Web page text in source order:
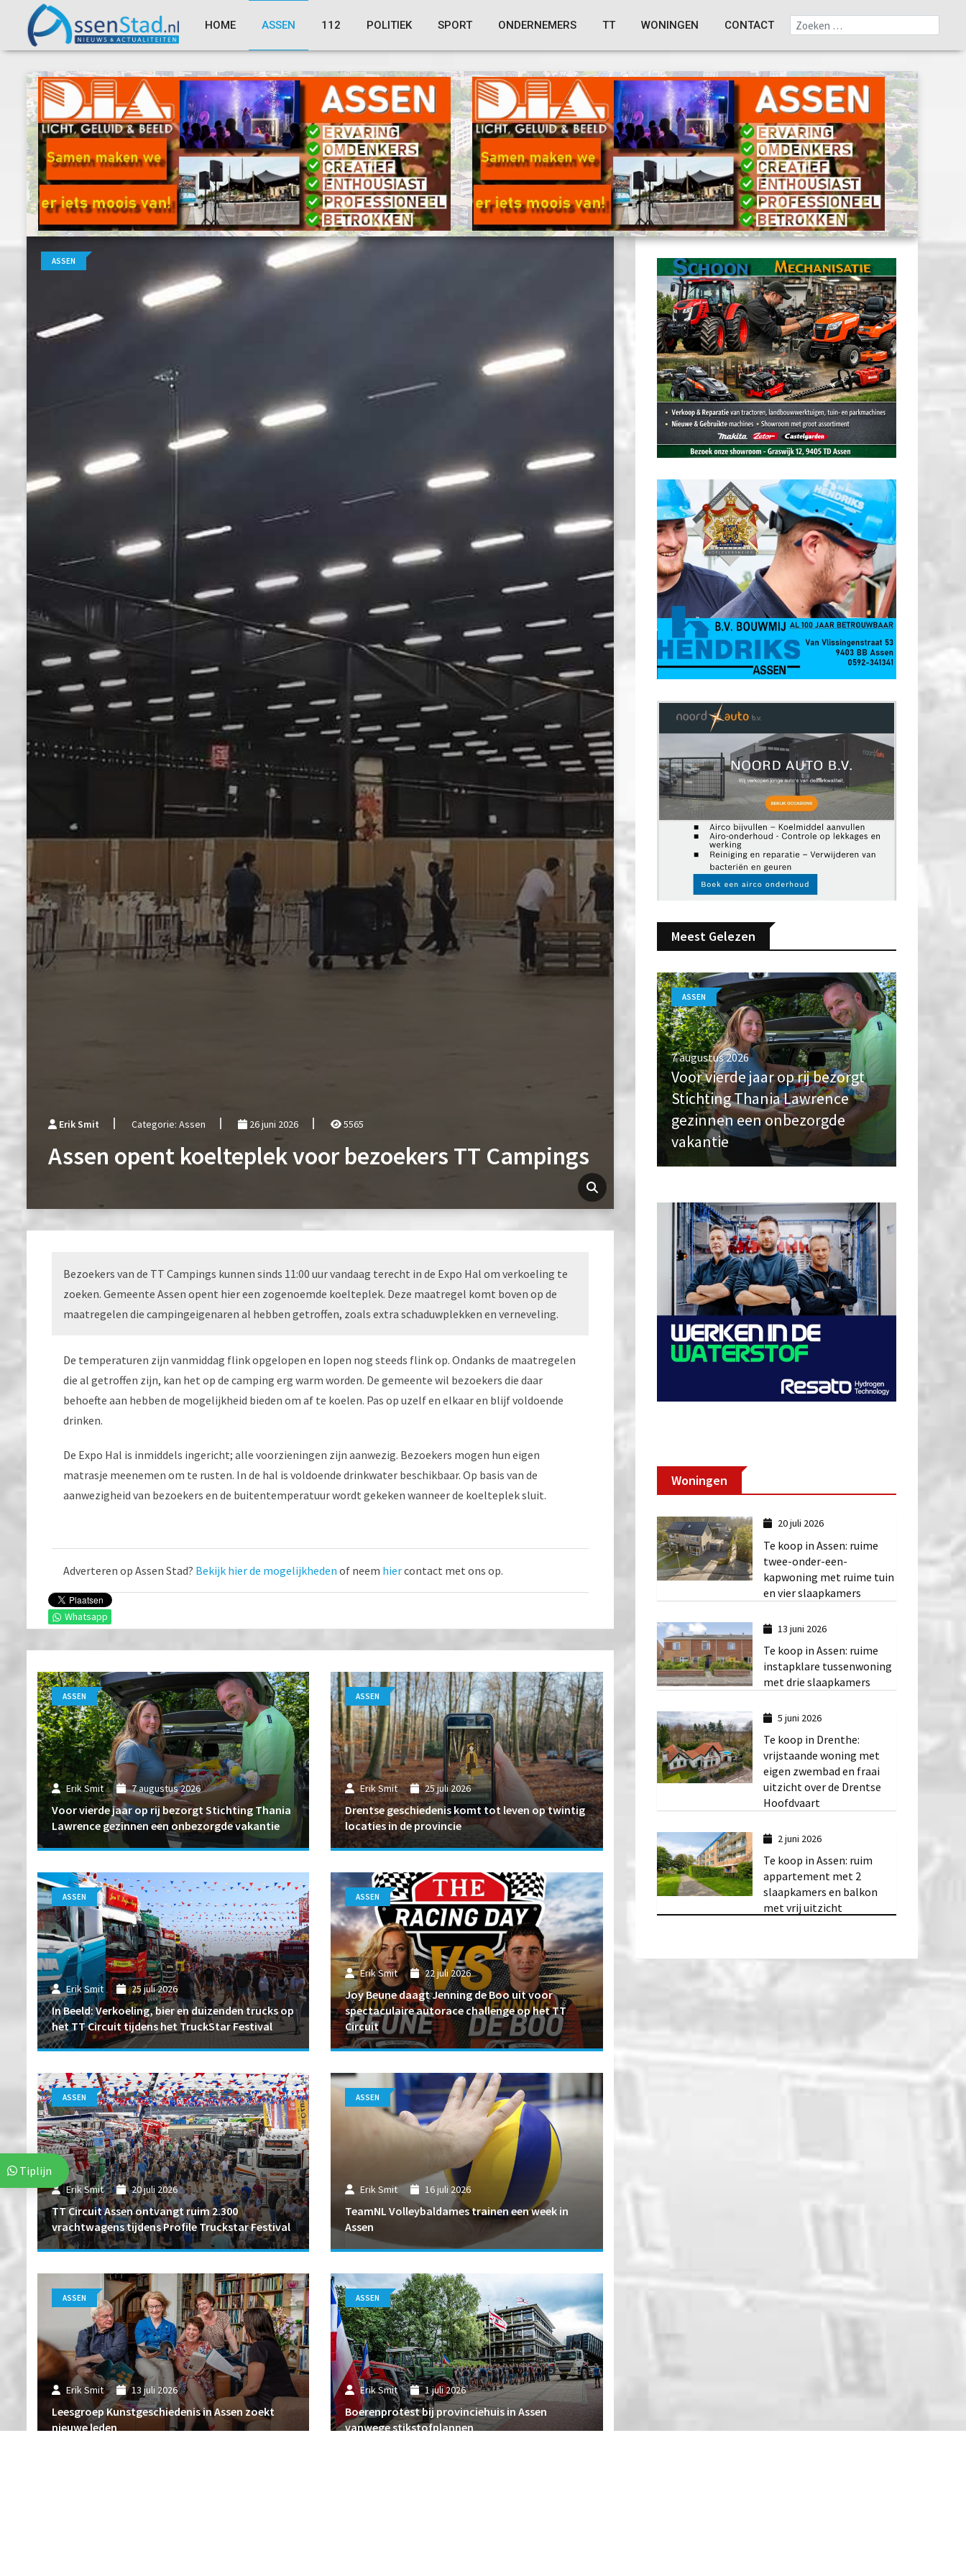
HOME ASSEN 112 POLITIEK SPORT ONDERNEMERS TT WONINGEN CONTACT
ASSEN
Erik Smit Categorie: Assen 26 juni 2026 5565
Assen opent koelteplek voor bezoekers TT Campings
Bezoekers van de TT Campings kunnen sinds 11:00 uur vandaag terecht in de Expo Hal om verkoeling te
zoeken. Gemeente Assen opent hier een zogenoemde koelteplek. Deze maatregel komt boven op de
maatregelen die campingeigenaren al hebben getroffen, zoals extra schaduwplekken en verneveling.
De temperaturen zijn vanmiddag flink opgelopen en lopen nog steeds flink op. Ondanks de maatregelen
die al getroffen zijn, kan het op de camping erg warm worden. De gemeente wil bezoekers die daar
behoefte aan hebben de mogelijkheid bieden om af te koelen. Pas op uzelf en elkaar en blijf voldoende
drinken.
De Expo Hal is inmiddels ingericht; alle voorzieningen zijn aanwezig. Bezoekers mogen hun eigen
matrasje meenemen om te rusten. In de hal is voldoende drinkwater beschikbaar. Op basis van de
aanwezigheid van bezoekers en de buitentemperatuur wordt gekeken wanneer de koelteplek sluit.
Whatsapp
Adverteren op Assen Stad? Bekijk hier de mogelijkheden of neem hiercontact met ons op.
Erik Smit 7 augustus 2026
Voor vierde jaar op rij bezorgt Stichting Thania
Lawrence gezinnen een onbezorgde vakantie
ASSEN
Erik Smit 25 juli 2026
Drentse geschiedenis komt tot leven op twintig
locaties in de provincie
ASSEN
Erik Smit 25 juli 2026
In Beeld: Verkoeling, bier en duizenden trucks op
het TT Circuit tijdens het TruckStar Festival
ASSEN
Erik Smit 22 juli 2026
Joy Beune daagt Jenning de Boo uit voor
spectaculaire autorace challenge op het TT
Circuit
ASSEN
Erik Smit 20 juli 2026
TT Circuit Assen ontvangt ruim 2.300
vrachtwagens tijdens Profile Truckstar Festival
ASSEN
Erik Smit 16 juli 2026
TeamNL Volleybaldames trainen een week in
Assen
ASSEN
Erik Smit 13 juli 2026
Leesgroep Kunstgeschiedenis in Assen zoekt
nieuwe leden
ASSEN
Erik Smit 1 juli 2026
Boerenprotest bij provinciehuis in Assen
vanwege stikstofplannen
ASSEN
Meest Gelezen
ASSEN
7 augustus 2026
Voor vierde jaar op rij bezorgt
Stichting Thania Lawrence
gezinnen een onbezorgde
vakantie
Woningen
20 juli 2026
Te koop in Assen: ruime
twee-onder-een-
kapwoning met ruime tuin
en vier slaapkamers
13 juni 2026
Te koop in Assen: ruime
instapklare tussenwoning
met drie slaapkamers
5 juni 2026
Te koop in Drenthe:
vrijstaande woning met
eigen zwembad en fraai
uitzicht over de Drentse
Hoofdvaart
2 juni 2026
Te koop in Assen: ruim
appartement met 2
slaapkamers en balkon
met vrij uitzicht
Tiplijn